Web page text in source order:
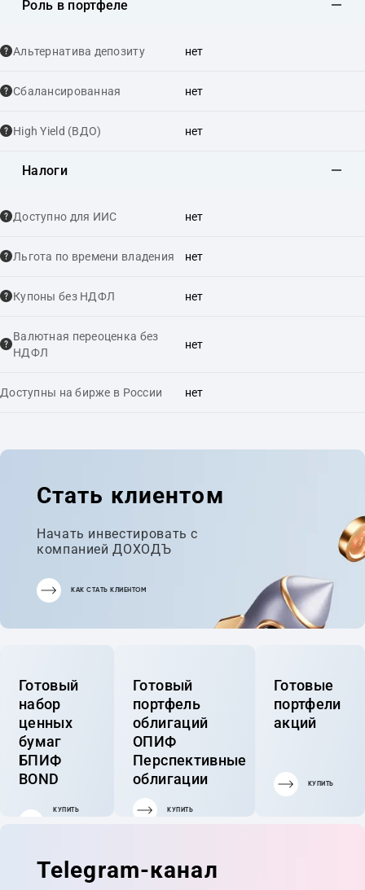
Роль в портфеле
Альтернатива депозиту нет
Сбалансированная нет
High Yield (ВДО) нет
Налоги
Доступно для ИИС нет
Льгота по времени владения нет
Купоны без НДФЛ нет
Валютная переоценка без
НДФЛ
нет
Доступны на бирже в России нет
Стать клиентом
Начать инвестировать с
компанией ДОХОДЪ
КАК СТАТЬ КЛИЕНТОМ
Готовый
набор
ценных
бумаг
БПИФ
BOND
КУПИТЬ
Готовый
портфель
облигаций
ОПИФ
Перспективные
облигации
КУПИТЬ
Готовые
портфели
акций
КУПИТЬ
Telegram-канал